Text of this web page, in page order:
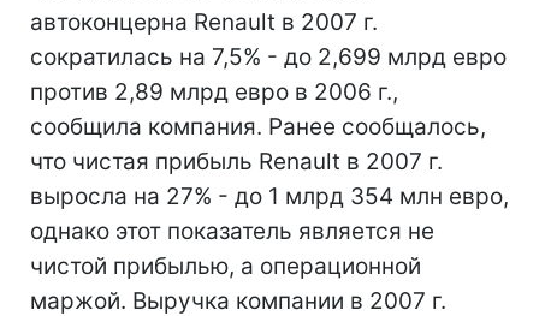
автоконцерна Renault в 2007 г.
сократилась на 7,5% - до 2,699 млрд евро
против 2,89 млрд евро в 2006 г.,
сообщила компания. Ранее сообщалось,
что чистая прибыль Renault в 2007 г.
выросла на 27% - до 1 млрд 354 млн евро,
однако этот показатель является не
чистой прибылью, а операционной
маржой. Выручка компании в 2007 г.